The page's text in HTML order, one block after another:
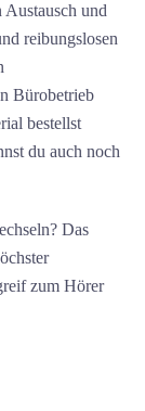
und
reibungslosen
Bürobetrieb
bestellst
du auch noch
Das
zum Hörer